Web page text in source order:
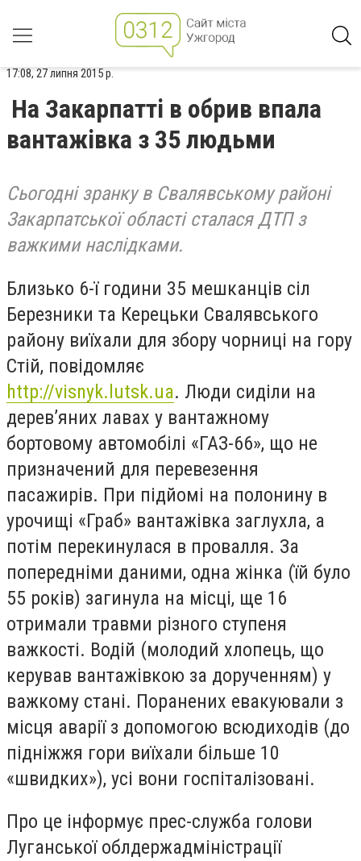
17:08, 27 липня 2015 р.
На Закарпатті в обрив впала
вантажівка з 35 людьми
Сьогодні зранку в Свалявському районі
Закарпатської області сталася ДТП з
важкими наслідками.
Близько 6-ї години 35 мешканців сіл
Березники та Керецьки Свалявського
району виїхали для збору чорниці на гору
Стій, повідомляє
http://visnyk.lutsk.ua. Люди сиділи на
дерев’яних лавах у вантажному
бортовому автомобілі «ГАЗ-66», що не
призначений для перевезення
пасажирів. При підйомі на полонину в
урочищі «Граб» вантажівка заглухла, а
потім перекинулася в провалля. За
попередніми даними, одна жінка (їй було
55 років) загинула на місці, ще 16
отримали травми різного ступеня
важкості. Водій (молодий хлопець, що
керував вантажівкою за дорученням) у
важкому стані. Поранених евакуювали з
місця аварії з допомогою всюдиходів (до
підніжжя гори виїхали більше 10
«швидких»), усі вони госпіталізовані.
Про це інформує прес-служба голови
Луганської облдержадміністрації